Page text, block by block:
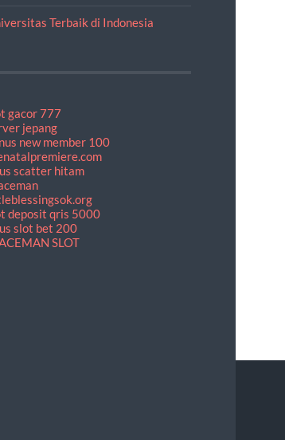
Terbaik di Indonesia
gacor 777
jepang
new member 100
scatter hitam
deposit qris 5000
slot bet 200
SLOT